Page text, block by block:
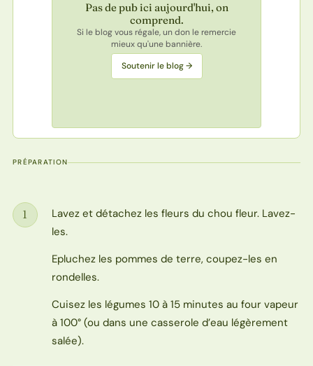
Pas de pub ici aujourd'hui, on
comprend.
Si le blog vous régale, un don le remercie
mieux qu'une bannière.
Soutenir le blog →
PRÉPARATION
Étape
1
Lavez et détachez les fleurs du chou fleur. Lavez-
les.
Epluchez les pommes de terre, coupez-les en
rondelles.
Cuisez les légumes 10 à 15 minutes au four vapeur
à 100° (ou dans une casserole d’eau légèrement
salée).